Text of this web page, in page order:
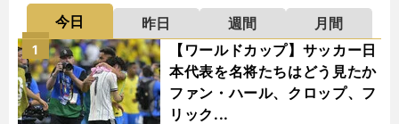
今日 昨日 週間
月間
【ワールドカップ】サッカー日
本代表を名将たちはどう見たか
ファン・ハール、クロップ、フ
リック...
1